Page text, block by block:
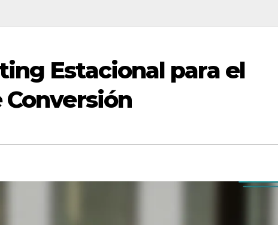
Estacional para el
Conversión